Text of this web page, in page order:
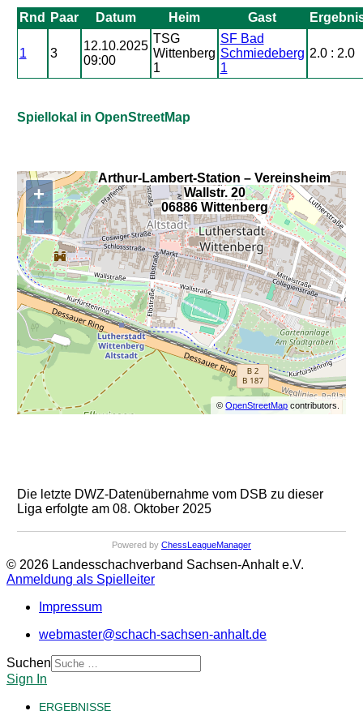
Rnd Paar Datum Heim Gast
1 3
12.10.2025
09:00
TSG
Wittenberg
1
SF Bad
Schmiedeberg
1
2.0 : 2.0
Spiellokal in OpenStreetMap
+
−
©OpenStreetMap contributors.
Arthur-Lambert-Station – Vereinsheim
Wallstr. 20
06886 Wittenberg
,
Die letzte DWZ-Datenübernahme vom DSB zu dieser
Liga erfolgte am 08. Oktober 2025
Powered by ChessLeagueManager
© 2026 Landesschachverband Sachsen-Anhalt e.V.
Anmeldung als Spielleiter
Impressum
webmaster@schach-sachsen-anhalt.de
Suchen
Sign In
ERGEBNISSE